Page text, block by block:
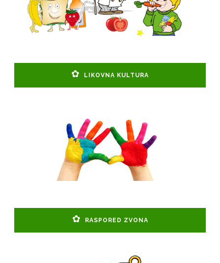
LIKOVNA KULTURA
RASPORED ZVONA